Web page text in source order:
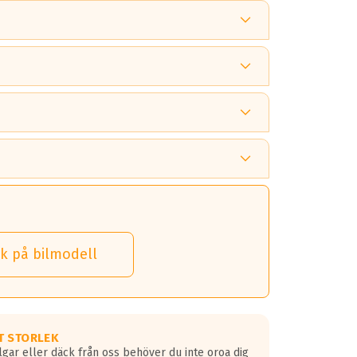
på.
däck.
på bilmodell
STORLEK
eller däck från oss behöver du inte oroa dig